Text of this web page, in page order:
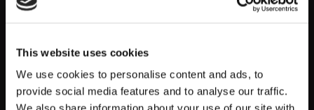
This website uses cookies
We use cookies to personalise content and ads, to
provide social media features and to analyse our traffic.
Brestois 29 często odnosi większość swoich
Siła ofensywna:Zawodnicy jak [Podaj imię i
nazwisko wiodących strzelców] regularnie trafiają do
bramki przeciwnika, co zwiększa szanse na zdobycie
3 punktów w meczu.